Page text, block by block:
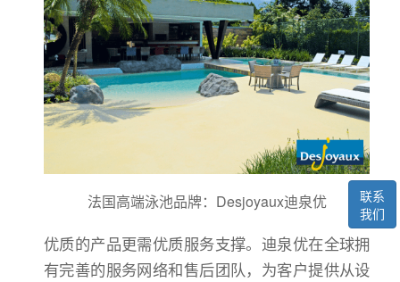
联系
我们
法国高端泳池品牌：Desjoyaux迪泉优
优质的产品更需优质服务支撑。迪泉优在全球拥
有完善的服务网络和售后团队，为客户提供从设